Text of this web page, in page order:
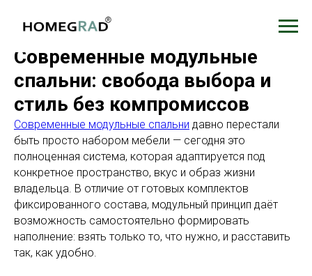
Современные модульные
спальни: свобода выбора и
стиль без компромиссов
Современные модульные спальни давно перестали
быть просто набором мебели — сегодня это
полноценная система, которая адаптируется под
конкретное пространство, вкус и образ жизни
владельца. В отличие от готовых комплектов
фиксированного состава, модульный принцип даёт
возможность самостоятельно формировать
наполнение: взять только то, что нужно, и расставить
так, как удобно.